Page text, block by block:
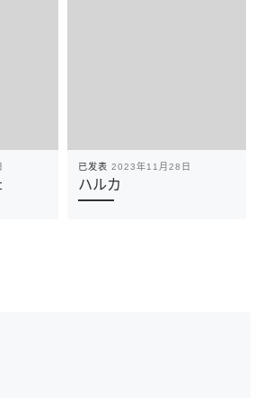
已发表 2023年11月28日
ハルカ